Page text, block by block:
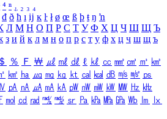
⁴ ⁿ ₁ ₂ ₃ ₄
đ ð ħ ı ĳ ĸ ŀ ł ø œ ß þ ŧ ŋ ŉ
Л М Н О П Р С Т У Ф Х Ц Ч Ш Щ Ъ
з и й к л м н о п р с т у ф х ц ч ш щ ъ
＄ ％ Ｆ ￦ ㎕ ㎖ ㎗ ℓ ㎘ ㏄ ㎣ ㎤ ㎥ ㎦
㎢ ㏊ ㎍ ㎎ ㎏ ㏏ ㎈ ㎉ ㏈ ㎧ ㎨ ㎰
㎀ ㎁ ㎂ ㎃ ㎄ ㎺ ㎻ ㎽ ㎾ ㎿ ㎐ ㎑
㏖ ㏅ ㎭ ㎮ ㎯ ㏛ ㎩ ㎪ ㎫ ㎬ ㏝ ㏐
㏓